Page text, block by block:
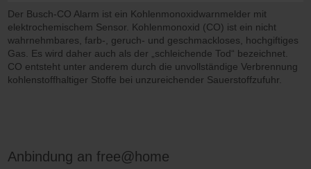
Der Busch-CO Alarm ist ein Kohlenmonoxidwarnmelder mit
elektrochemischem Sensor. Kohlenmonoxid (CO) ist ein nicht
wahrnehmbares, farb-, geruch- und geschmackloses, hochgiftiges
Gas. Es wird daher auch als der „schleichende Tod“ bezeichnet.
CO entsteht unter anderem durch die unvollständige Verbrennung
kohlenstoffhaltiger Stoffe bei unzureichender Sauerstoffzufuhr.
Anbindung an free@home